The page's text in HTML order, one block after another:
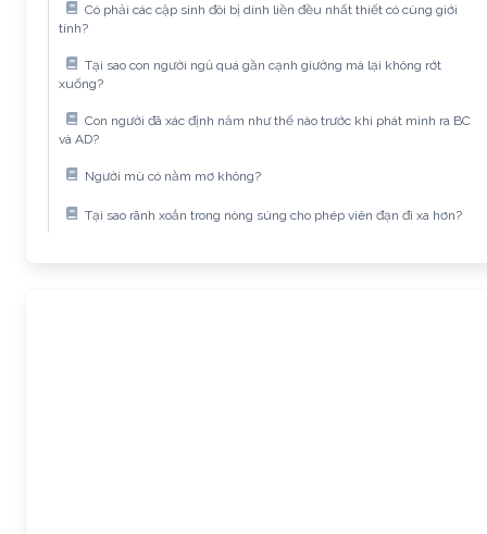
Có phải các cặp sinh đôi bị dính liền đều nhất thiết có cùng giới
tính?
Tại sao con người ngủ quá gần cạnh giường mà lại không rớt
xuống?
Con người đã xác định năm như thế nào trước khi phát minh ra BC
và AD?
Người mù có nằm mơ không?
Tại sao rãnh xoắn trong nòng súng cho phép viên đạn đi xa hơn?